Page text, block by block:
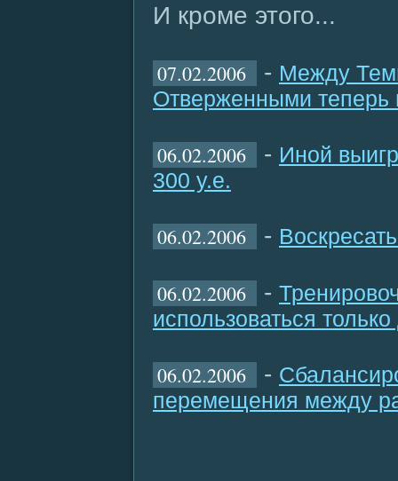
И кроме этого...
07.02.2006 - Между
Отверженными теперь
06.02.2006 - Иной
300 у.е.
06.02.2006 -
06.02.2006 -
использоваться
06.02.2006 -
перемещения между